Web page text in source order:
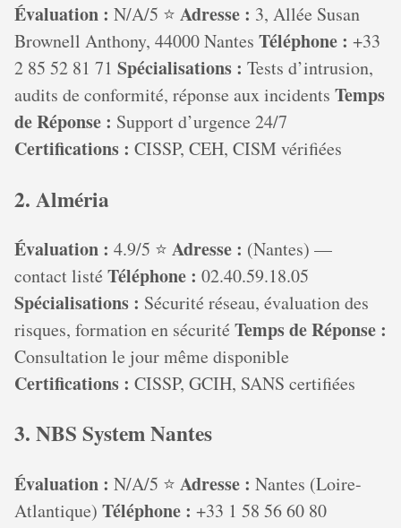
Évaluation : N/A/5 ⭐ Adresse : 3, Allée Susan
Brownell Anthony, 44000 Nantes Téléphone : +33
2 85 52 81 71 Spécialisations : Tests d’intrusion,
audits de conformité, réponse aux incidents Temps
de Réponse : Support d’urgence 24/7
Certifications : CISSP, CEH, CISM vérifiées
2. Alméria
Évaluation : 4.9/5 ⭐ Adresse : (Nantes) —
contact listé Téléphone : 02.40.59.18.05
Spécialisations : Sécurité réseau, évaluation des
risques, formation en sécurité Temps de Réponse :
Consultation le jour même disponible
Certifications : CISSP, GCIH, SANS certifiées
3. NBS System Nantes
Évaluation : N/A/5 ⭐ Adresse : Nantes (Loire-
Atlantique) Téléphone : +33 1 58 56 60 80